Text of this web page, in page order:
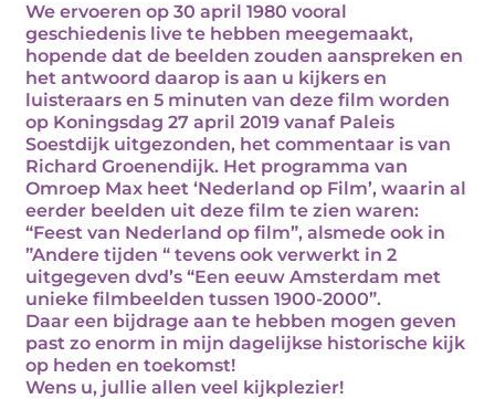
We ervoeren op 30 april 1980 vooral
geschiedenis live te hebben meegemaakt,
hopende dat de beelden zouden aanspreken en
het antwoord daarop is aan u kijkers en
luisteraars en 5 minuten van deze film worden
op Koningsdag 27 april 2019 vanaf Paleis
Soestdijk uitgezonden, het commentaar is van
Richard Groenendijk. Het programma van
Omroep Max heet ‘Nederland op Film’, waarin al
eerder beelden uit deze film te zien waren:
“Feest van Nederland op film”, alsmede ook in
”Andere tijden “ tevens ook verwerkt in 2
uitgegeven dvd’s “Een eeuw Amsterdam met
unieke filmbeelden tussen 1900-2000”.
Daar een bijdrage aan te hebben mogen geven
past zo enorm in mijn dagelijkse historische kijk
op heden en toekomst!
Wens u, jullie allen veel kijkplezier!